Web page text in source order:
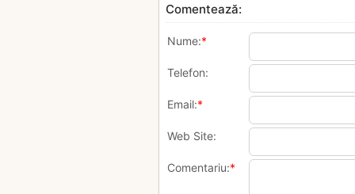
Comentează:
Nume:*
Telefon:
Email:*
Web Site:
Comentariu:*